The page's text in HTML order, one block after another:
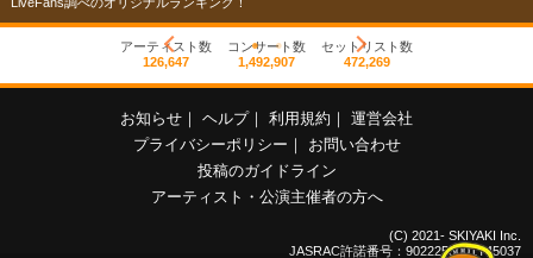
アーティスト数
126,647
コンサート数
1,492,907
セットリスト数
472,269
お知らせ ヘルプ 利用規約
運営会社
プライバシーポリシー
お問い合わせ
投稿のガイドライン
アーティスト・公演主催者の方へ
(C) 2021- SKIYAKI Inc.
JASRAC許諾番号：9022255001Y45037